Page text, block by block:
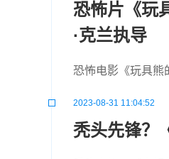
恐怖片《玩
·克兰执导
恐怖电影《玩具熊
2023-08-31 11:04:52
秃头先锋？